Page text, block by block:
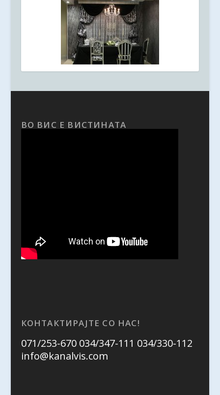
ВО ВИС Е ВИСТИНАТА
КОНТАКТИРАЈТЕ СО НАС!
071/253-670 034/347-111 034/330-112
info@kanalvis.com